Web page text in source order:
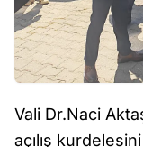
Vali Dr.Naci
açılış